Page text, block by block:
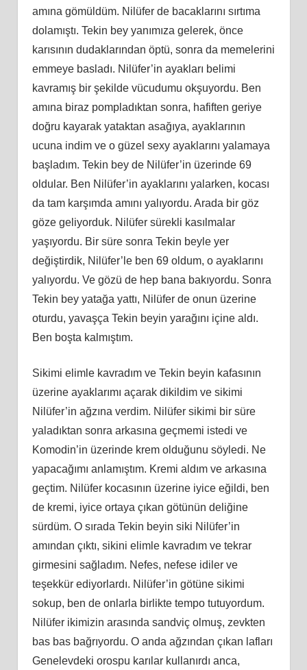
amına gömüldüm. Nilüfer de bacaklarını sırtıma
dolamıştı. Tekin bey yanımıza gelerek, önce
karısının dudaklarından öptü, sonra da memelerini
emmeye basladı. Nilüfer’in ayakları belimi
kavramış bir şekilde vücudumu okşuyordu. Ben
amına biraz pompladıktan sonra, hafiften geriye
doğru kayarak yataktan asağıya, ayaklarının
ucuna indim ve o güzel sexy ayaklarını yalamaya
başladım. Tekin bey de Nilüfer’in üzerinde 69
oldular. Ben Nilüfer’in ayaklarını yalarken, kocası
da tam karşımda amını yalıyordu. Arada bir göz
göze geliyorduk. Nilüfer sürekli kasılmalar
yaşıyordu. Bir süre sonra Tekin beyle yer
değiştirdik, Nilüfer’le ben 69 oldum, o ayaklarını
yalıyordu. Ve gözü de hep bana bakıyordu. Sonra
Tekin bey yatağa yattı, Nilüfer de onun üzerine
oturdu, yavaşça Tekin beyin yarağını içine aldı.
Ben boşta kalmıştım.
Sikimi elimle kavradım ve Tekin beyin kafasının
üzerine ayaklarımı açarak dikildim ve sikimi
Nilüfer’in ağzına verdim. Nilüfer sikimi bir süre
yaladıktan sonra arkasına geçmemi istedi ve
Komodin’in üzerinde krem olduğunu söyledi. Ne
yapacağımı anlamıştım. Kremi aldım ve arkasına
geçtim. Nilüfer kocasının üzerine iyice eğildi, ben
de kremi, iyice ortaya çıkan götünün deliğine
sürdüm. O sırada Tekin beyin siki Nilüfer’in
amından çıktı, sikini elimle kavradım ve tekrar
girmesini sağladım. Nefes, nefese idiler ve
teşekkür ediyorlardı. Nilüfer’in götüne sikimi
sokup, ben de onlarla birlikte tempo tutuyordum.
Nilüfer ikimizin arasında sandviç olmuş, zevkten
bas bas bağrıyordu. O anda ağzından çıkan lafları
Genelevdeki orospu karılar kullanırdı anca,